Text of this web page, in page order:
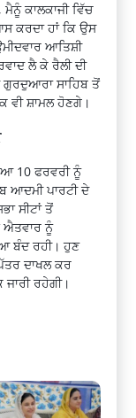
ਕਾਲਕਾਜੀ ਵਿੱਚ
ਕਰਦਾ ਹਾਂ ਕਿ ਉਸ
ਆਤਿਸ਼ੀ
ਲੈ ਕੇ ਰੈਲੀ ਦੀ
ਸਾਹਿਬ ਤੋਂ
ਵੀ ਸ਼ਾਮਲ ਹੋਣਗੇ।
10 ਫਰਵਰੀ ਨੂੰ
ਆਦਮੀ ਪਾਰਟੀ ਦੇ
ਸੀਟਾਂ ਤੋਂ
ਐਤਵਾਰ ਨੂੰ
ਬੰਦ ਰਹੀ। ਹੁਣ
ਦਾਖਲ ਕਰ
ਰਹੇਗੀ।